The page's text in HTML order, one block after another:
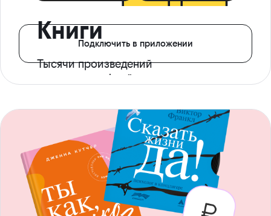
Книги
Тысячи произведений
с доступом офлайн
Подключить в приложении